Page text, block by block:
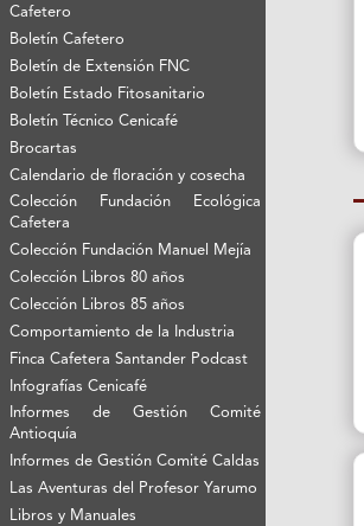
Cafetero
Boletín Cafetero
Boletín de Extensión FNC
Boletín Estado Fitosanitario
Boletín Técnico Cenicafé
Brocartas
Calendario de floración y cosecha
Colección Fundación Ecológica
Cafetera
Colección Fundación Manuel Mejía
Colección Libros 80 años
Colección Libros 85 años
Comportamiento de la Industria
Finca Cafetera Santander Podcast
Infografías Cenicafé
Informes de Gestión Comité
Antioquía
Informes de Gestión Comité Caldas
Las Aventuras del Profesor Yarumo
Libros y Manuales